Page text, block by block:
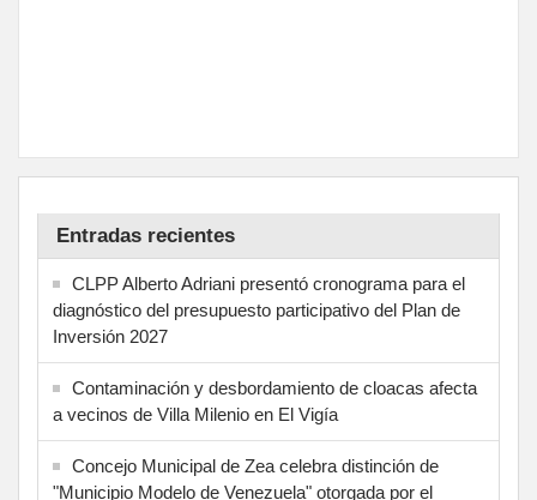
Entradas recientes
CLPP Alberto Adriani presentó cronograma para el
diagnóstico del presupuesto participativo del Plan de
Inversión 2027
Contaminación y desbordamiento de cloacas afecta
a vecinos de Villa Milenio en El Vigía
Concejo Municipal de Zea celebra distinción de
"Municipio Modelo de Venezuela" otorgada por el